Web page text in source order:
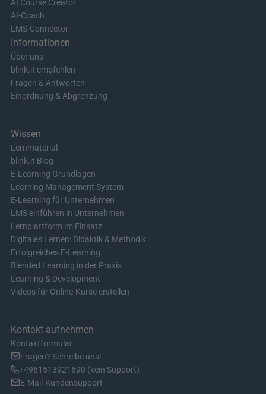
AI Course Creator
AI-Coach
LMS-Connector
Informationen
Über uns
blink.it empfehlen
Fragen & Antworten
Einordnung & Abgrenzung
Wissen
Lernmaterial
blink.it Blog
E-Learning Grundlagen
Learning Management System
E-Learning für Unternehmen
LMS einführen in Unternehmen
Lernplattform im Einsatz
Digitales Lernen: Didaktik & Methodik
Erfolgreiches E-Learning
Blended Learning in der Praxis
Learning & Development
Videos für Online-Kurse erstellen
Kontakt aufnehmen
Kontaktformular
Fragen? Schreibe uns!
+4961513921690 (kein Support)
E-Mail-Kundensupport